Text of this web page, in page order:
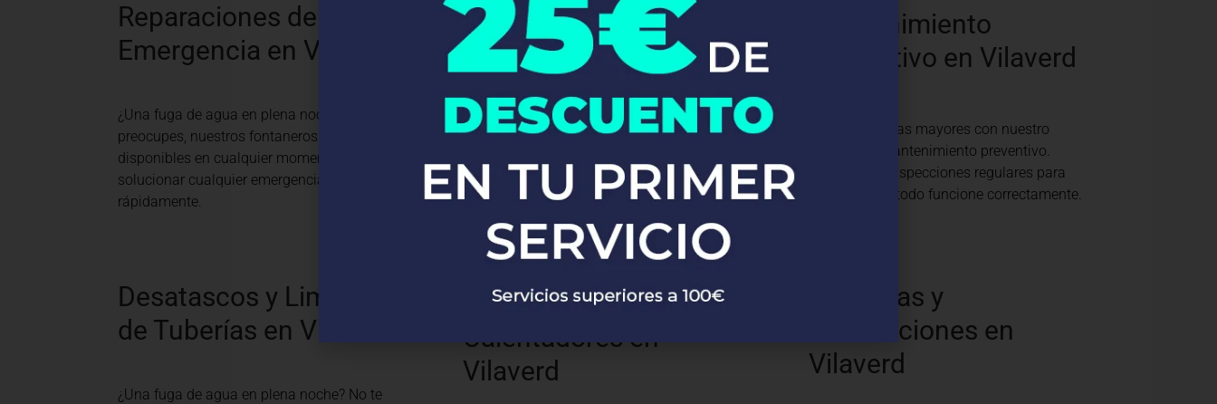
Reparaciones de
Emergencia en Vilaverd
¿Una fuga de agua en plena noche? No te
preocupes, nuestros fontaneros están
disponibles en cualquier momento para
solucionar cualquier emergencia
rápidamente.
Instalaciones de
Fontanería en Vilaverd
Desde la instalación de grifos y fregaderos
nuestros expertos se encargan de todo con
precisión y profesionalismo.
Mantenimiento
Preventivo en Vilaverd
Evita problemas mayores con nuestro
servicio de mantenimiento preventivo.
Realizamos inspecciones regulares para
asegurar que todo funcione correctamente.
Desatascos y Limpieza
de Tuberías en Vilaverd
¿Una fuga de agua en plena noche? No te
Calefacción y
Calentadores en
Vilaverd
Reformas y
Renovaciones en
Vilaverd